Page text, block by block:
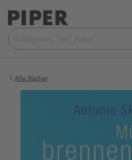
Suchbegriff
eingeben
Alle Bücher